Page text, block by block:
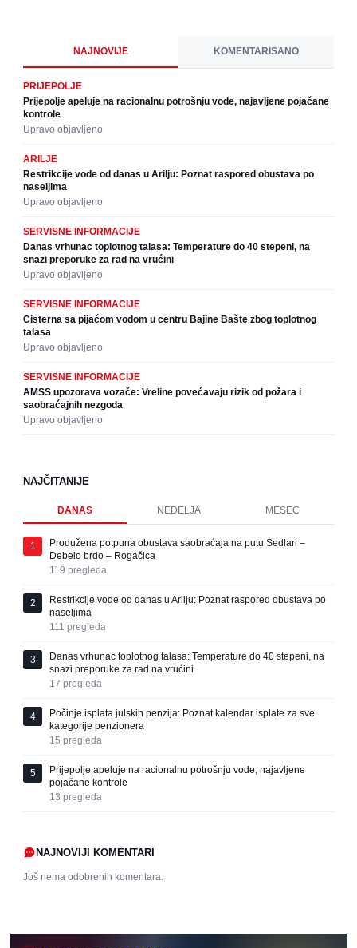
NAJNOVIJE KOMENTARISANO
PRIJEPOLJE
Prijepolje apeluje na racionalnu potrošnju vode, najavljene pojačane
kontrole
Upravo objavljeno
ARILJE
Restrikcije vode od danas u Arilju: Poznat raspored obustava po
naseljima
Upravo objavljeno
SERVISNE INFORMACIJE
Danas vrhunac toplotnog talasa: Temperature do 40 stepeni, na
snazi preporuke za rad na vrućini
Upravo objavljeno
SERVISNE INFORMACIJE
Cisterna sa pijaćom vodom u centru Bajine Bašte zbog toplotnog
talasa
Upravo objavljeno
SERVISNE INFORMACIJE
AMSS upozorava vozače: Vreline povećavaju rizik od požara i
saobraćajnih nezgoda
Upravo objavljeno
NAJČITANIJE
DANAS NEDELJA MESEC
1
Produžena potpuna obustava saobraćaja na putu Sedlari –
Debelo brdo – Rogačica
119 pregleda
2
Restrikcije vode od danas u Arilju: Poznat raspored obustava po
naseljima
111 pregleda
3
Danas vrhunac toplotnog talasa: Temperature do 40 stepeni, na
snazi preporuke za rad na vrućini
17 pregleda
4
Počinje isplata julskih penzija: Poznat kalendar isplate za sve
kategorije penzionera
15 pregleda
5
Prijepolje apeluje na racionalnu potrošnju vode, najavljene
pojačane kontrole
13 pregleda
NAJNOVIJI KOMENTARI
Još nema odobrenih komentara.